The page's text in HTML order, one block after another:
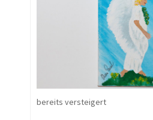
bereits versteigert